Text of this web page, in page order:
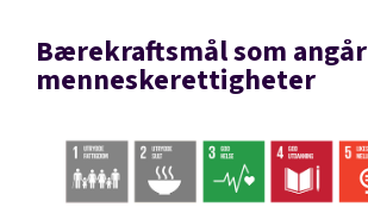
Bærekraftsmål som angår
menneskerettigheter